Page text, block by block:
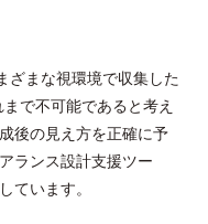
ざまな視環境で収集した
まで不可能であると考え
後の見え方を正確に予
ランス設計支援ツー
ています。